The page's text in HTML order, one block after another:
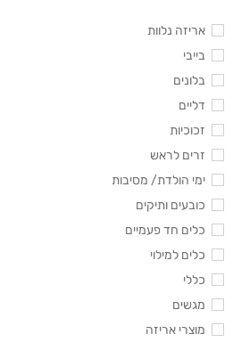
אריזה נלוות
בייבי
בלונים
דליים
זכוכיות
זרים לראש
ימי הולדת/ מסיבות
כובעים ותיקים
כלים חד פעמיים
כלים למילוי
כללי
מגשים
מוצרי אריזה